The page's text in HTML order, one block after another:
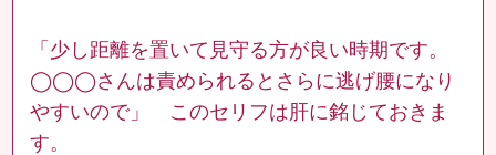
「少し距離を置いて見守る方が良い時期です。
◯◯◯さんは責められるとさらに逃げ腰になり
やすいので」 このセリフは肝に銘じておきま
す。